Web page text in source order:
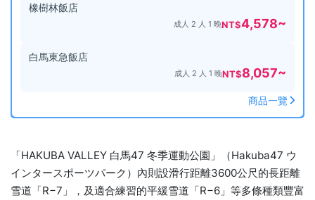
橡樹林飯店
成人 2 人 1 晚NT$4,578~
白馬東急飯店
成人 2 人 1 晚NT$8,057~
商品一覽
「HAKUBA VALLEY 白馬47 冬季運動公園」（Hakuba47 ウ
インタースポーツパーク）內則設滑行距離3600公尺的長距離
雪道「R−7」，及適合練習的平緩雪道「R−6」等多條種類豐富